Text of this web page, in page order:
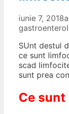
iunie 7, 2018
SUnt destul
ce sunt
scad
sunt prea
Ce